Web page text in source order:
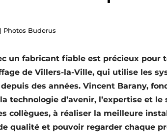
Photos Buderus
un fabricant fiable est précieux pour
de Villers-la-Ville, qui utilise les
des années. Vincent Barany,
technologie d’avenir, l’expertise et le
collègues, à réaliser la meilleure
qualité et pouvoir regarder chaque